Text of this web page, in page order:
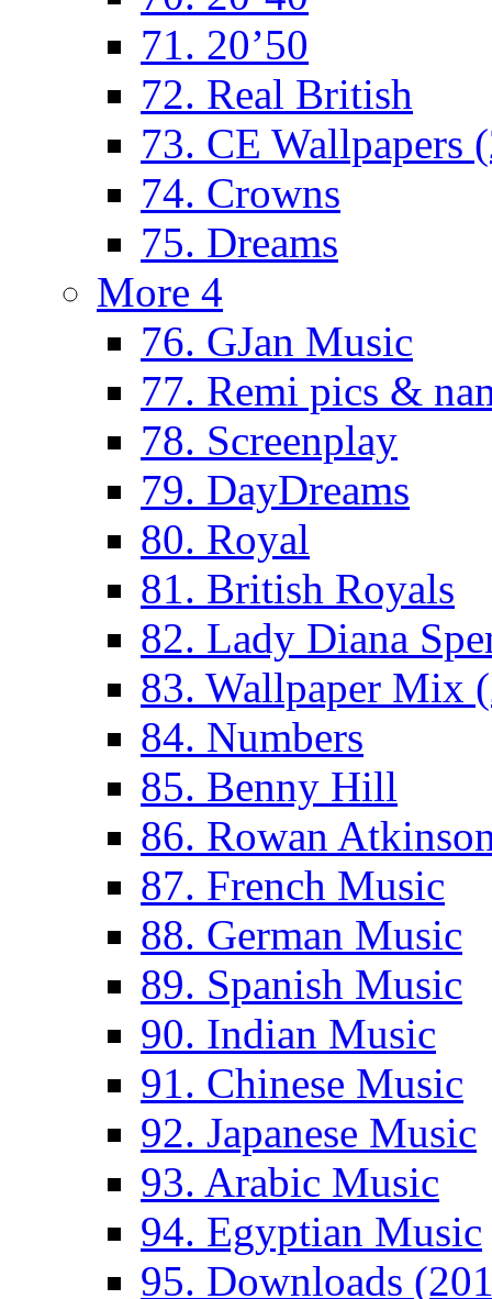
71. 20’50
72. Real British
73. CE Wallpapers
74. Crowns
75. Dreams
More 4
76. GJan Music
77. Remi pics &
78. Screenplay
79. DayDreams
80. Royal
81. British Royals
82. Lady Diana
83. Wallpaper Mix
84. Numbers
85. Benny Hill
86. Rowan
87. French Music
88. German Music
89. Spanish Music
90. Indian Music
91. Chinese Music
92. Japanese Music
93. Arabic Music
94. Egyptian Music
95. Downloads